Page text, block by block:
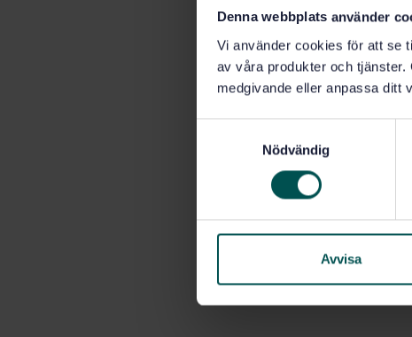
Denna webbplats använder
Vi använder cookies för att se
av våra produkter och
medgivande eller anpassa ditt
s
Nödvändig
Avvisa